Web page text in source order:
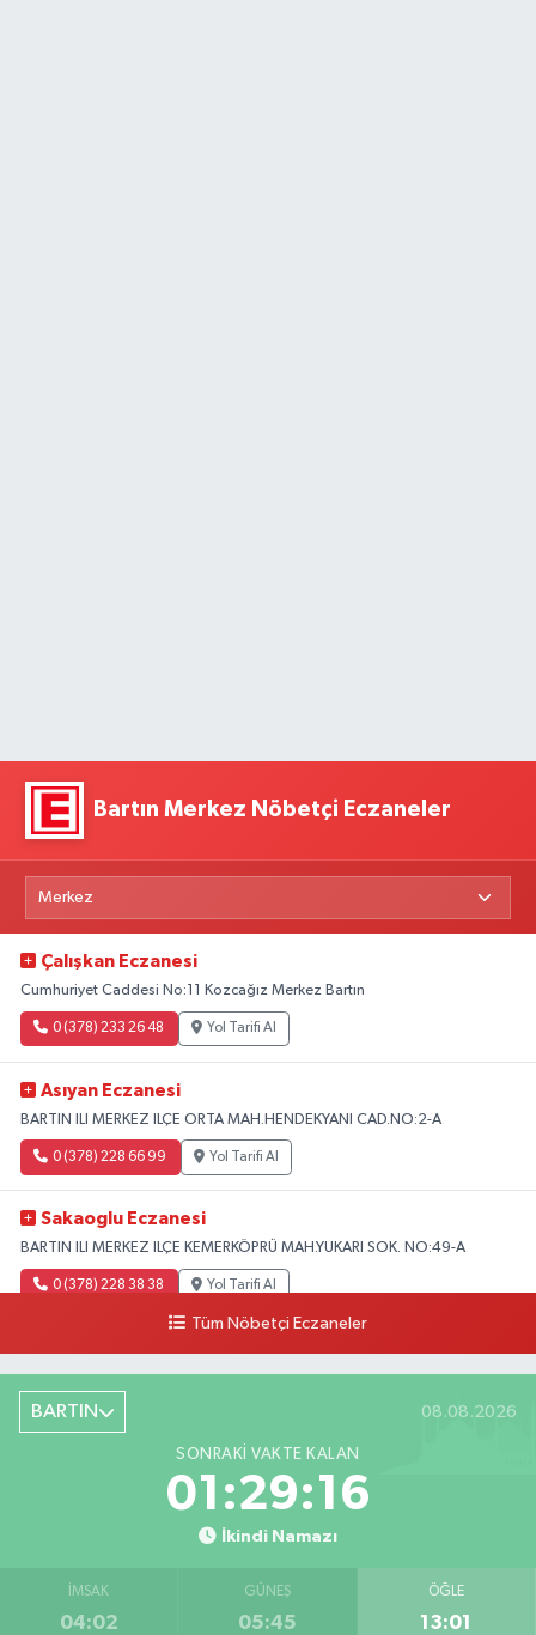
Bartın Merkez Nöbetçi Eczaneler
Çalışkan Eczanesi
Cumhuriyet Caddesi No:11 Kozcağız Merkez Bartın
0 (378) 233 26 48 Yol Tarifi Al
Asıyan Eczanesi
BARTIN ILI MERKEZ ILÇE ORTA MAH.HENDEKYANI CAD.NO:2-A
0 (378) 228 66 99 Yol Tarifi Al
Sakaoglu Eczanesi
BARTIN ILI MERKEZ ILÇE KEMERKÖPRÜ MAH.YUKARI SOK. NO:49-A
0 (378) 228 38 38 Yol Tarifi Al
Tüm Nöbetçi Eczaneler
BARTIN 08.08.2026
SONRAKI VAKTE KALAN
01:29:15
İkindi Namazı
İMSAK
04:02
GÜNEŞ
05:45
ÖĞLE
13:01